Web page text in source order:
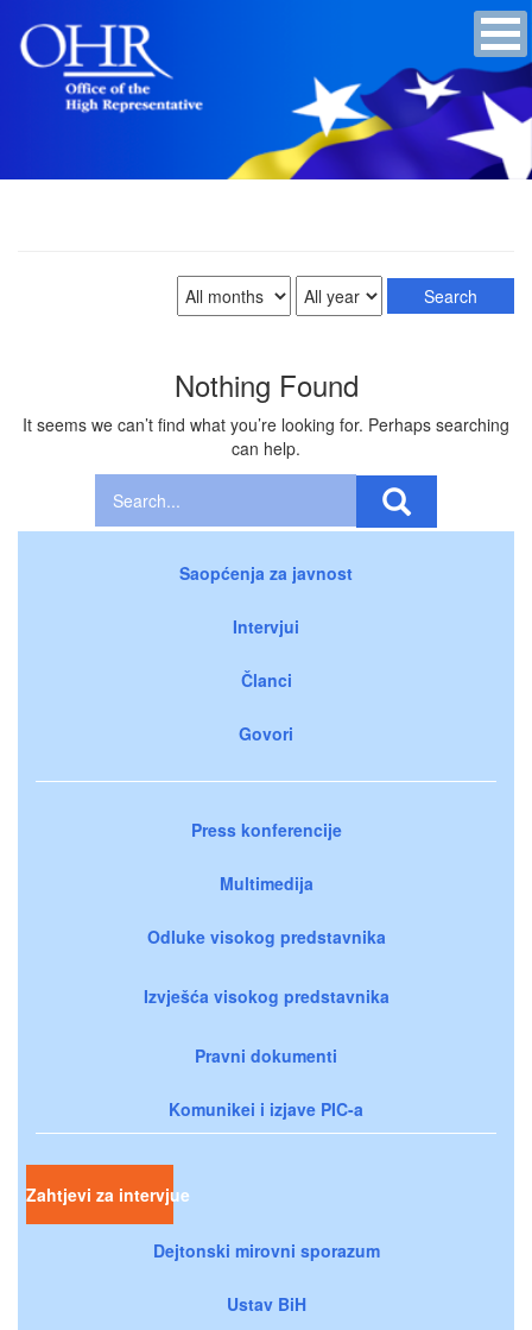
Nothing Found
It seems we can’t find what you’re looking for. Perhaps searching
can help.
Saopćenja za javnost
Intervjui
Članci
Govori
Press konferencije
Multimedija
Odluke visokog predstavnika
Izvješća visokog predstavnika
Pravni dokumenti
Komunikei i izjave PIC-a
Zahtjevi za intervjue
Dejtonski mirovni sporazum
Ustav BiH